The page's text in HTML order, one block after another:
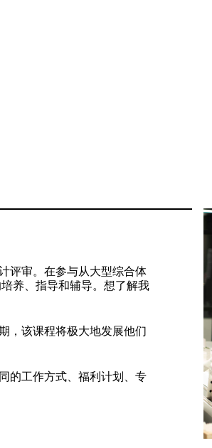
评审。在参与从大型综合体
养、指导和辅导。想了解我
，该课程将极大地发展他们
的工作方式、福利计划、专